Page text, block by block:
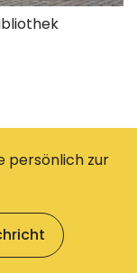
persönlich zur